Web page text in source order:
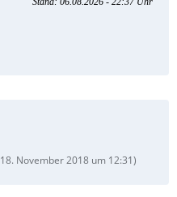
18. November 2018 um 12:31)